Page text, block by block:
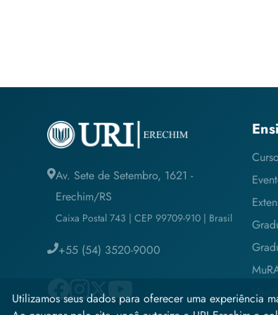
Av. Sete de Setembro, 1621 -
Erechim/RS
Caixa Postal 743 | CEP 99709-910 | Brasil
+55 (54) 3520-9000
Utilizamos seus dados para oferecer uma experiência